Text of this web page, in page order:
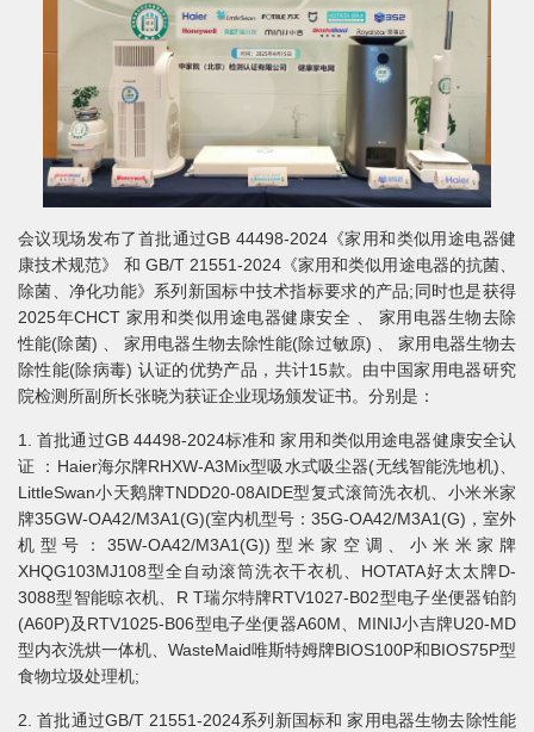
会议现场发布了首批通过GB 44498-2024《家用和类似用途电器健
康技术规范》 和 GB/T 21551-2024《家用和类似用途电器的抗菌、
除菌、净化功能》系列新国标中技术指标要求的产品;同时也是获得
2025年CHCT 家用和类似用途电器健康安全 、 家用电器生物去除
性能(除菌) 、 家用电器生物去除性能(除过敏原) 、 家用电器生物去
除性能(除病毒) 认证的优势产品，共计15款。由中国家用电器研究
院检测所副所长张晓为获证企业现场颁发证书。分别是：
1. 首批通过GB 44498-2024标准和 家用和类似用途电器健康安全认
证 ：Haier海尔牌RHXW-A3Mix型吸水式吸尘器(无线智能洗地机)、
LittleSwan小天鹅牌TNDD20-08AIDE型复式滚筒洗衣机、小米米家
牌35GW-OA42/M3A1(G)(室内机型号：35G-OA42/M3A1(G)，室外
机型号：35W-OA42/M3A1(G))型米家空调、小米米家牌
XHQG103MJ108型全自动滚筒洗衣干衣机、HOTATA好太太牌D-
3088型智能晾衣机、R T瑞尔特牌RTV1027-B02型电子坐便器铂韵
(A60P)及RTV1025-B06型电子坐便器A60M、MINIJ小吉牌U20-MD
型内衣洗烘一体机、WasteMaid唯斯特姆牌BIOS100P和BIOS75P型
食物垃圾处理机;
2. 首批通过GB/T 21551-2024系列新国标和 家用电器生物去除性能